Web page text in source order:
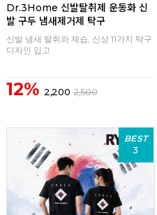
Dr.3Home 신발탈취제 운동화 신
발 구두 냄새제거제 탁구
신발 냄새 탈취와 제습, 신상 11가지 탁구
디자인 입고
12% 2,200 2,500
BEST
3